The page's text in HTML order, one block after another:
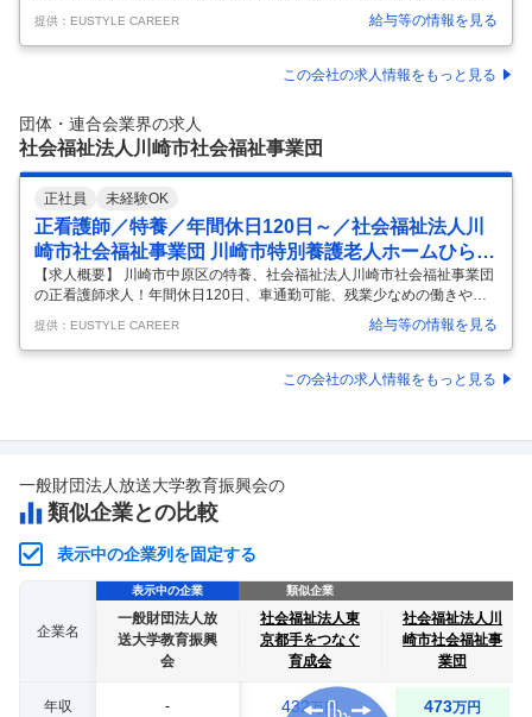
障害者支援施設＞「中野区立かみさぎこぶし園」年間休日125日／日勤
のみ／残業少なめ／＜正看護師＞ 障害者支援施設における看護業務 障害
者福祉施設での看護業務全般をお任せ致します。 業務内容：健康管理、
服薬管理、衛生管理、利用者・家族・職員の健康相談と研修など サービ
ぐ育成会 中野区立かみさぎこぶし園 ［施設形態・店舗］ 障害者支援施
設 ［応募資格］ 正看護師 ※既卒、第二新卒可 ※既卒、第二新
提供：EUSTYLE CAREER 給与等の情報を見る
この会社の求人情報をもっと見る
団体・連合会業界の求人
社会福祉法人川崎市社会福祉事業団
正社員 未経験OK
正看護師／特養／年間休日120日～／社会福祉法人川
崎市社会福祉事業団 川崎市特別養護老人ホームひらま
の里
【求人概要】 川崎市中原区の特養、社会福祉法人川崎市社会福祉事業団
の正看護師求人！年間休日120日、車通勤可能、残業少なめの働きやす
い環境で、看護師として介護と医療を両立。安心の福利厚生と働きやす
さが魅力です。 ＜川崎市中原区/特養＞「川崎市特別養護老人ホームひら
まの里」年間休日120日／車通勤可／残業少なめ／＜正看護師＞ 特別養
護老人ホームにおける看護業務 ■特別養護老人ホームにおける看護業務
リン注射、IVH、褥瘡（じょくそう）ケア等 【オンコール】 待機当…
提供：EUSTYLE CAREER 給与等の情報を見る
この会社の求人情報をもっと見る
一般財団法人放送大学教育振興会の
類似企業との比較
表示中の企業列を固定する
企業名
年収
表示中の企業
一般財団法人放
送大学教育振興
会
-
類似企業
社会福祉法人東
京都手をつなぐ
育成会
432万円
社会福祉法人川
崎市社会福祉事
業団
473万円